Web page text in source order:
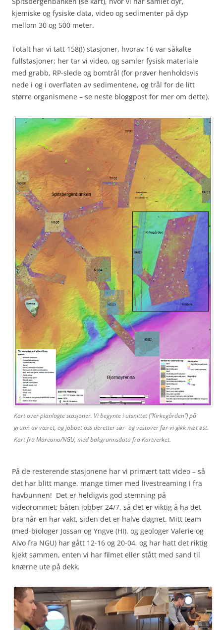
kjemiske og fysiske data, video og sedimenter på dyp
mellom 30 og 500 meter.
Totalt har vi tatt 158(!) stasjoner, hvorav 16 var såkalte
fullstasjoner; her tar vi video, og samler fysisk materiale
med grabb, RP-slede og bomtrål (for prøver henholdsvis
nede i og i overflaten av sedimentene, og trål for de litt
større organismene – se neste bloggpost for mer om dette).
Kart over planlagte stasjoner. Vi begynte i utsnittet (“Kirkegården”) på
grunn av været, og jobbet oss deretter sør- og vestover før vi gikk møt øst.
Kart fra Mareano/NGU, med bakgrunnsdata fra Kartverket.
På de resterende stasjonene har vi primært tatt video – så
det har blitt mange, mange timer med livestreaming i fra
havbunnen! Det er heldigvis god stemning på
videorommet; båten jobber 24/7, så det er viktig å ha det
bra når en har vakt, siden det er halve døgnet. Mitt team
(med-biologer Jossan og Yngve (HI), og geologer Valerie og
Aivo fra NGU) har gått 12-16 og 20-04, og har hatt det riktig
kjekt sammen, enten vi har filmet eller stått med sand til
knærne ute på dekk.